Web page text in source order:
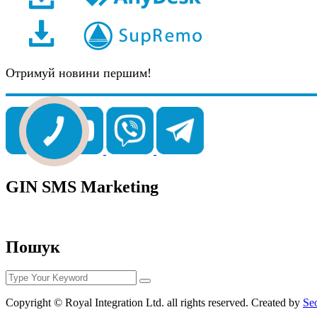
Отримуй новини першим!
GIN SMS Marketing
Пошук
Copyright © Royal Integration Ltd. all rights reserved. Created by